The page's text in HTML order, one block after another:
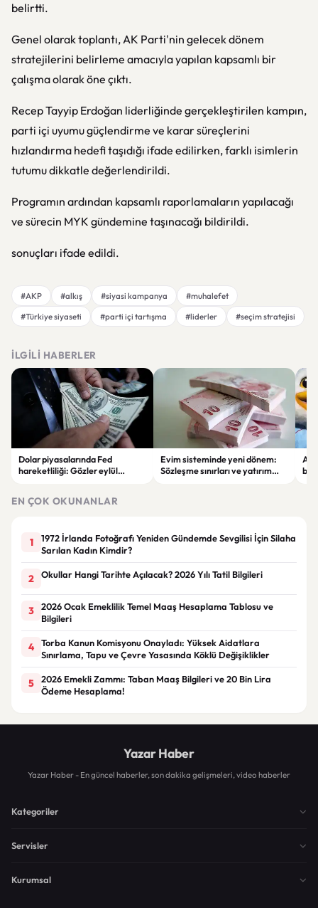
belirtti.
Genel olarak toplantı, AK Parti'nin gelecek dönem
stratejilerini belirleme amacıyla yapılan kapsamlı bir
çalışma olarak öne çıktı.
Recep Tayyip Erdoğan liderliğinde gerçekleştirilen kampın,
parti içi uyumu güçlendirme ve karar süreçlerini
hızlandırma hedefi taşıdığı ifade edilirken, farklı isimlerin
tutumu dikkatle değerlendirildi.
Programın ardından kapsamlı raporlamaların yapılacağı
ve sürecin MYK gündemine taşınacağı bildirildi.
sonuçları ifade edildi.
#AKP #alkış #siyasi kampanya
#muhalefet
#Türkiye siyaseti
#parti içi tartışma #liderler #seçim stratejisi
İLGILI HABERLER
Dolar piyasalarında Fed
hareketliliği: Gözler eylül
Evim sisteminde yeni dönem:
Sözleşme sınırları ve yatırım
EN ÇOK OKUNANLAR
1
1972 İrlanda Fotoğrafı Yeniden Gündemde Sevgilisi İçin Silaha
Sarılan Kadın Kimdir?
2 Okullar Hangi Tarihte Açılacak? 2026 Yılı Tatil Bilgileri
3
2026 Ocak Emeklilik Temel Maaş Hesaplama Tablosu ve
Bilgileri
4
Torba Kanun Komisyonu Onayladı: Yüksek Aidatlara
Sınırlama, Tapu ve Çevre Yasasında Köklü Değişiklikler
5
2026 Emekli Zammı: Taban Maaş Bilgileri ve 20 Bin Lira
Ödeme Hesaplama!
Yazar Haber
Yazar Haber - En güncel haberler, son dakika gelişmeleri, video haberler
Kategoriler
Servisler
Kurumsal